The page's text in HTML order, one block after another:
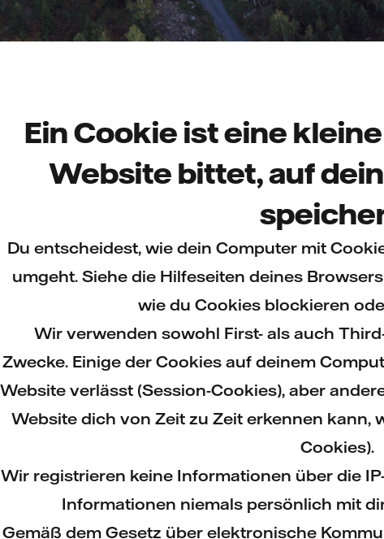
Ein Cookie ist eine
Website bittet, auf
Du entscheidest, wie dein Computer mit
umgeht. Siehe die Hilfeseiten deines
wie du Cookies blockieren
Wir verwenden sowohl First- als auch
Zwecke. Einige der Cookies auf deinem
Website verlässt (Session-Cookies), aber
Website dich von Zeit zu Zeit erkennen
Cookies).
Wir registrieren keine Informationen über die
Informationen niemals persönlich mit
Gemäß dem Gesetz über elektronische